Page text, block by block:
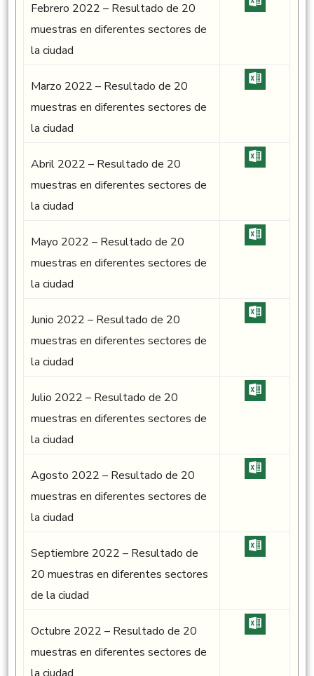
Febrero 2022 – Resultado de 20
muestras en diferentes sectores de
la ciudad
Marzo 2022 – Resultado de 20
muestras en diferentes sectores de
la ciudad
Abril 2022 – Resultado de 20
muestras en diferentes sectores de
la ciudad
Mayo 2022 – Resultado de 20
muestras en diferentes sectores de
la ciudad
Junio 2022 – Resultado de 20
muestras en diferentes sectores de
la ciudad
Julio 2022 – Resultado de 20
muestras en diferentes sectores de
la ciudad
Agosto 2022 – Resultado de 20
muestras en diferentes sectores de
la ciudad
Septiembre 2022 – Resultado de
20 muestras en diferentes sectores
de la ciudad
Octubre 2022 – Resultado de 20
muestras en diferentes sectores de